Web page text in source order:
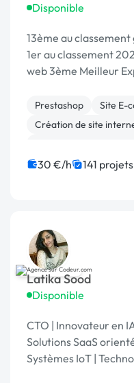
Disponible
13ème au
1er au classement
web 3ème Meilleur
2024
Prestashop
Site E-
Création de site
SEO / GEO
CSS,
30 €/h 141
Latika Sood
Disponible
CTO | Innovateur en
Solutions SaaS
Systèmes IoT |